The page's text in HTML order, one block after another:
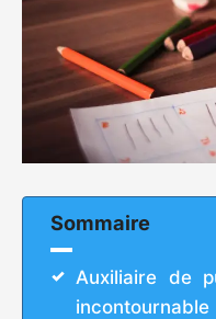
Sommaire
Auxiliaire de
incontournable